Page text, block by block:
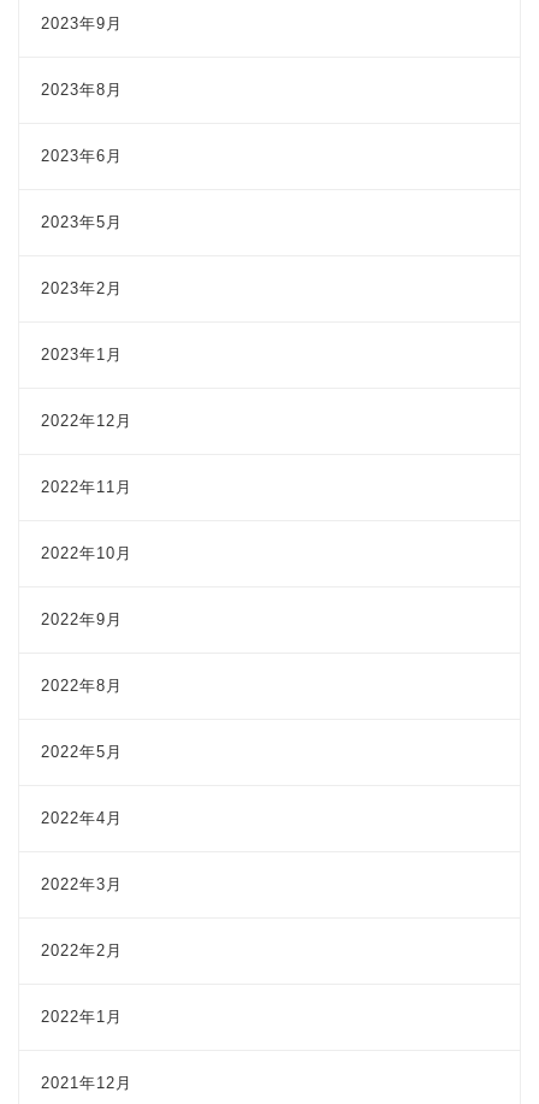
2023年9月
2023年8月
2023年6月
2023年5月
2023年2月
2023年1月
2022年12月
2022年11月
2022年10月
2022年9月
2022年8月
2022年5月
2022年4月
2022年3月
2022年2月
2022年1月
2021年12月